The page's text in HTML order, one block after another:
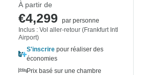
À partir de
€4,299
par personne
Inclus : Vol aller-retour (Frankfurt Intl
Airport)
S'inscrire pour réaliser des
économies
Prix basé sur une chambre